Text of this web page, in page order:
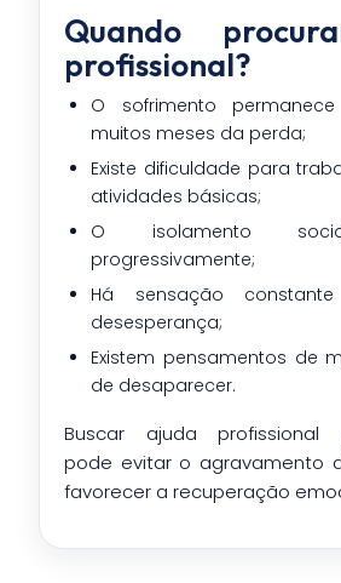
Quando
profissional?
O sofrimento
muitos meses da perda;
Existe dificuldade para
atividades básicas;
O isolamento
progressivamente;
Há sensação
desesperança;
Existem pensamentos de
de desaparecer.
Buscar ajuda profissional
pode evitar o agravamento
favorecer a recuperação